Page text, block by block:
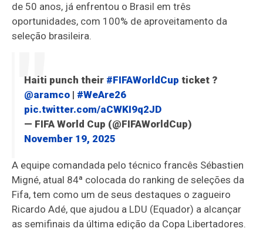
de 50 anos, já enfrentou o Brasil em três
oportunidades, com 100% de aproveitamento da
seleção brasileira.
Haiti punch their #FIFAWorldCup ticket ?️
@aramco| #WeAre26
pic.twitter.com/aCWKI9q2JD
— FIFA World Cup (@FIFAWorldCup)
November 19, 2025
A equipe comandada pelo técnico francês Sébastien
Migné, atual 84ª colocada do ranking de seleções da
Fifa, tem como um de seus destaques o zagueiro
Ricardo Adé, que ajudou a LDU (Equador) a alcançar
as semifinais da última edição da Copa Libertadores.